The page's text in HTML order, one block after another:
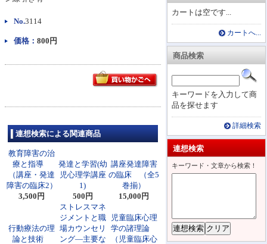
カートは空です...
カートへ...
商品検索
キーワードを入力して商
品を探せます
詳細検索
連想検索
キーワード・文章から検索！
No.3114
価格： 800円
連想検索による関連商品
教育障害の治
療と指導
（講座・発達
障害の臨床2）
3,500円
発達と学習(幼
児心理学講座
1)
500円
講座発達障害
の臨床 （全5
巻揃）
15,000円
行動療法の理
論と技術
ストレスマネ
ジメントと職
場カウンセリ
ング―主要な
児童臨床心理
学の諸理論
（児童臨床心